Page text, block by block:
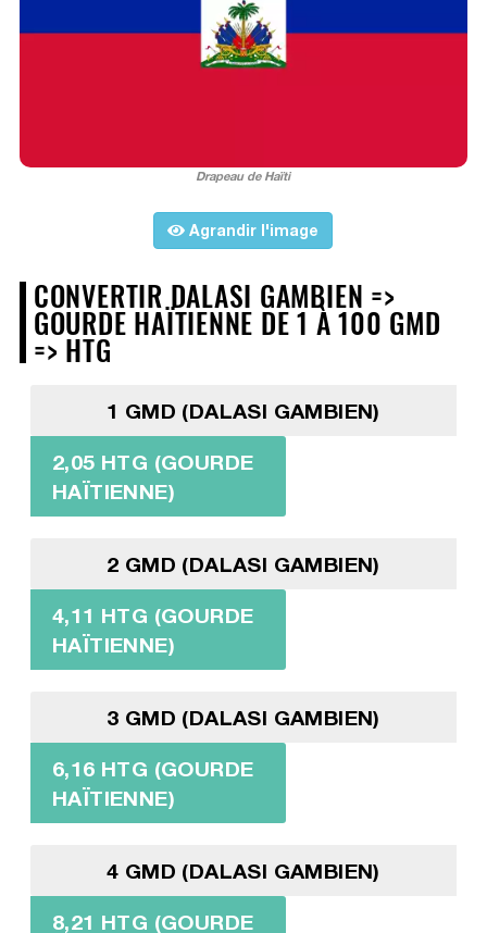
Drapeau de Haïti
Agrandir l'image
CONVERTIR DALASI GAMBIEN =>
GOURDE HAÏTIENNE DE 1 À 100 GMD
=> HTG
1 GMD (DALASI GAMBIEN)
2,05 HTG (GOURDE
HAÏTIENNE)
2 GMD (DALASI GAMBIEN)
4,11 HTG (GOURDE
HAÏTIENNE)
3 GMD (DALASI GAMBIEN)
6,16 HTG (GOURDE
HAÏTIENNE)
4 GMD (DALASI GAMBIEN)
8,21 HTG (GOURDE